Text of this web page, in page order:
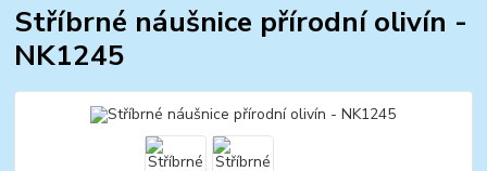
Stříbrné náušnice přírodní olivín -
NK1245